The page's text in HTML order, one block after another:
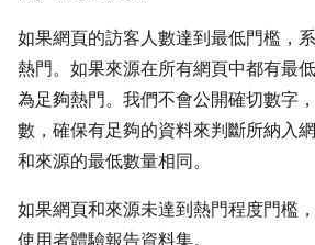
如果網頁的訪客人數達到最低門檻，
熱門。如果來源在所有網頁中都有最
為足夠熱門。我們不會公開確切數字
數，確保有足夠的資料來判斷所納入
和來源的最低數量相同。
如果網頁和來源未達到熱門程度門檻
使用者體驗報告資料集。